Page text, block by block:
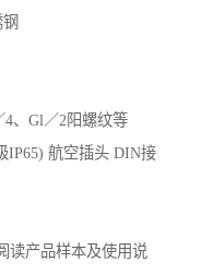
4、Gl／2阳螺纹等
IP65) 航空插头 DIN接
读产品样本及使用说